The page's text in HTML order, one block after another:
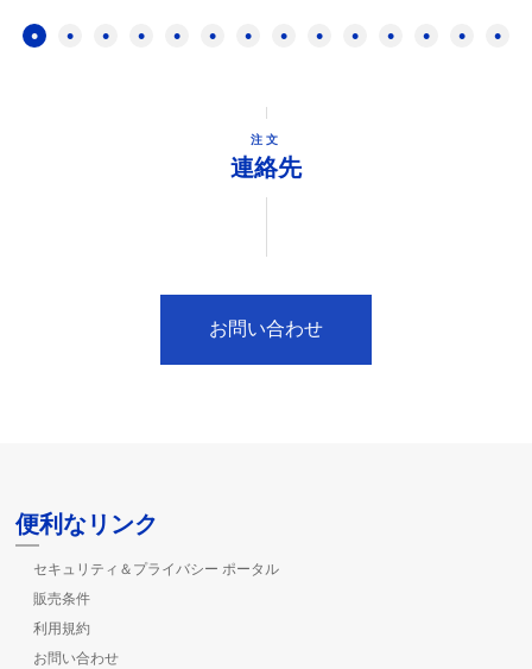
注文
連絡先
お問い合わせ
便利なリンク
セキュリティ＆プライバシー ポータル
販売条件
利用規約
お問い合わせ